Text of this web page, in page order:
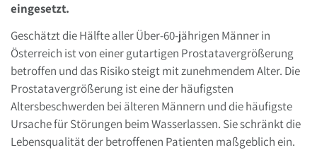
eingesetzt.
Geschätzt die Hälfte aller Über-60-jährigen Männer in
Österreich ist von einer gutartigen Prostatavergrößerung
betroffen und das Risiko steigt mit zunehmendem Alter. Die
Prostatavergrößerung ist eine der häufigsten
Altersbeschwerden bei älteren Männern und die häufigste
Ursache für Störungen beim Wasserlassen. Sie schränkt die
Lebensqualität der betroffenen Patienten maßgeblich ein.